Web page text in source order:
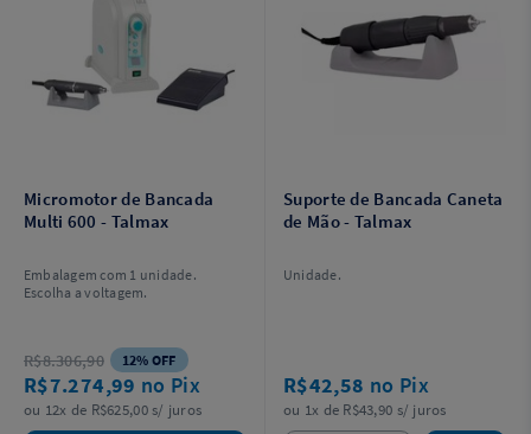
Micromotor de Bancada
Multi 600 - Talmax
Embalagem com 1 unidade.
Escolha a voltagem.
R$8.306,90 12% OFF
R$7.274,99 no Pix
ou 12x de R$625,00 s/ juros
Suporte de Bancada Caneta
de Mão - Talmax
Unidade.
R$42,58 no Pix
ou 1x de R$43,90 s/ juros